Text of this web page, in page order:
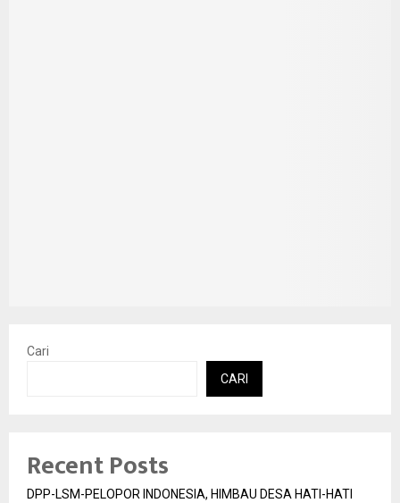
Cari
CARI
Recent Posts
DPP-LSM-PELOPOR INDONESIA, HIMBAU DESA HATI-HATI